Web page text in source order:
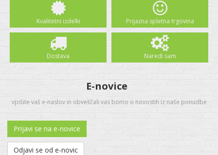
Kvalitetni izdelki Prijazna spletna trgovina
Dostava Naredi sam
E-novice
vpišite vaš e-naslov in obveščali vas bomo o novostih iz naše ponudbe
Prijavi se na e-novice
Odjavi se od e-novic